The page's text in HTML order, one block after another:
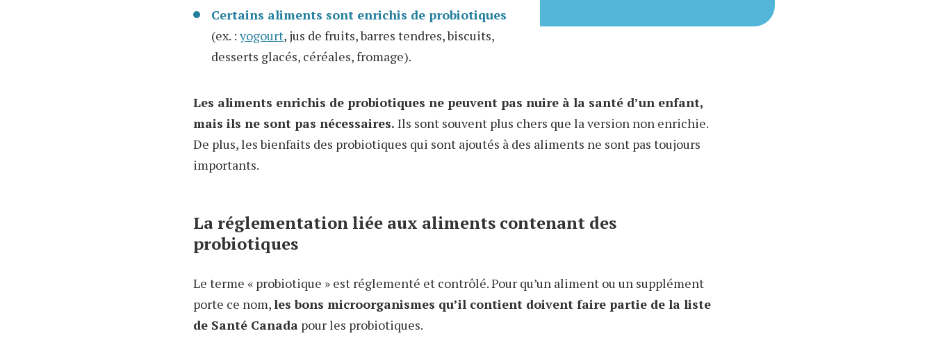
Certains aliments sont enrichis de probiotiques
(ex. : yogourt, jus de fruits, barres tendres,biscuits,
desserts glacés, céréales, fromage).
Les aliments enrichis de probiotiques ne peuvent pas nuire à la santé d’un enfant,
mais ils ne sont pas nécessaires. Ils sont souvent plus chers que la version non enrichie.
De plus, les bienfaits des probiotiques qui sont ajoutés à des aliments ne sont pas toujours
importants.
La réglementation liée aux aliments contenant des
probiotiques
Le terme « probiotique » est réglementé et contrôlé. Pour qu’un aliment ou un supplément
porte ce nom,les bons microorganismes qu’il contient doivent faire partie de la liste
de Santé Canada pour les probiotiques.